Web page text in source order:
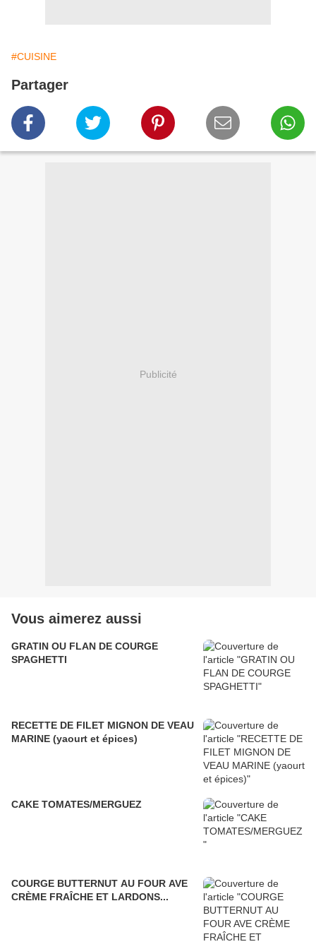
#CUISINE
Partager
Publicité
Vous aimerez aussi
GRATIN OU FLAN DE COURGE
SPAGHETTI
RECETTE DE FILET MIGNON DE VEAU
MARINE (yaourt et épices)
CAKE TOMATES/MERGUEZ
COURGE BUTTERNUT AU FOUR AVE
CRÈME FRAÎCHE ET LARDONS...